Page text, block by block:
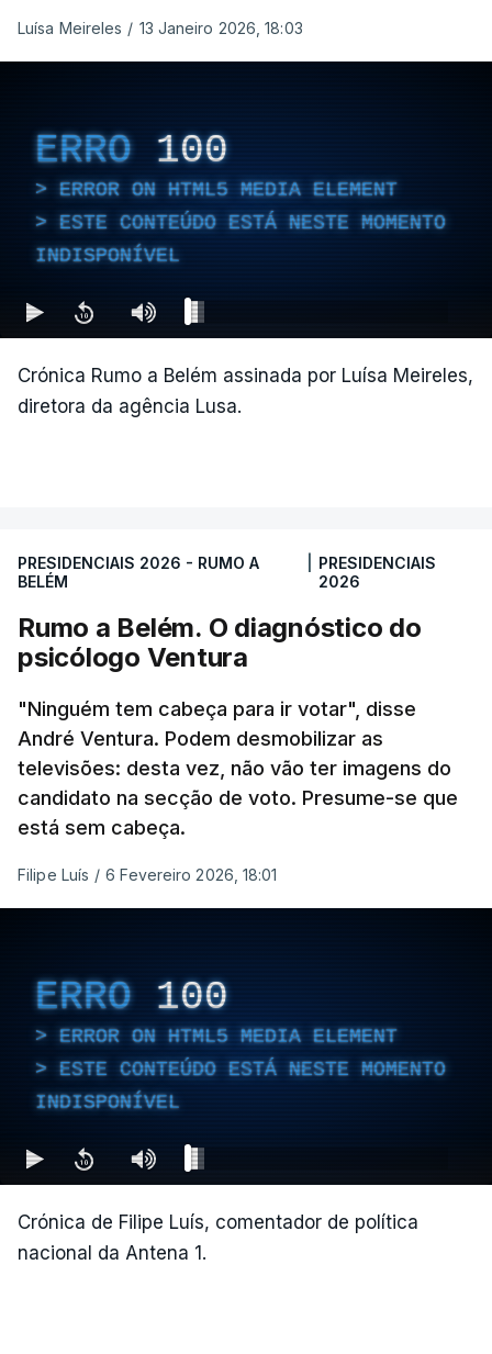
Luísa Meireles / 13 Janeiro 2026, 18:03
ERRO 100
ERROR ON HTML5 MEDIA ELEMENT
ESTE CONTEÚDO ESTÁ NESTE MOMENTO
INDISPONÍVEL
Crónica Rumo a Belém assinada por Luísa Meireles,
diretora da agência Lusa.
PRESIDENCIAIS 2026 - RUMO A
BELÉM
PRESIDENCIAIS
2026
Rumo a Belém. O diagnóstico do
psicólogo Ventura
"Ninguém tem cabeça para ir votar", disse
André Ventura. Podem desmobilizar as
televisões: desta vez, não vão ter imagens do
candidato na secção de voto. Presume-se que
está sem cabeça.
Filipe Luís / 6 Fevereiro 2026, 18:01
ERRO 100
ERROR ON HTML5 MEDIA ELEMENT
ESTE CONTEÚDO ESTÁ NESTE MOMENTO
INDISPONÍVEL
Crónica de Filipe Luís, comentador de política
nacional da Antena 1.